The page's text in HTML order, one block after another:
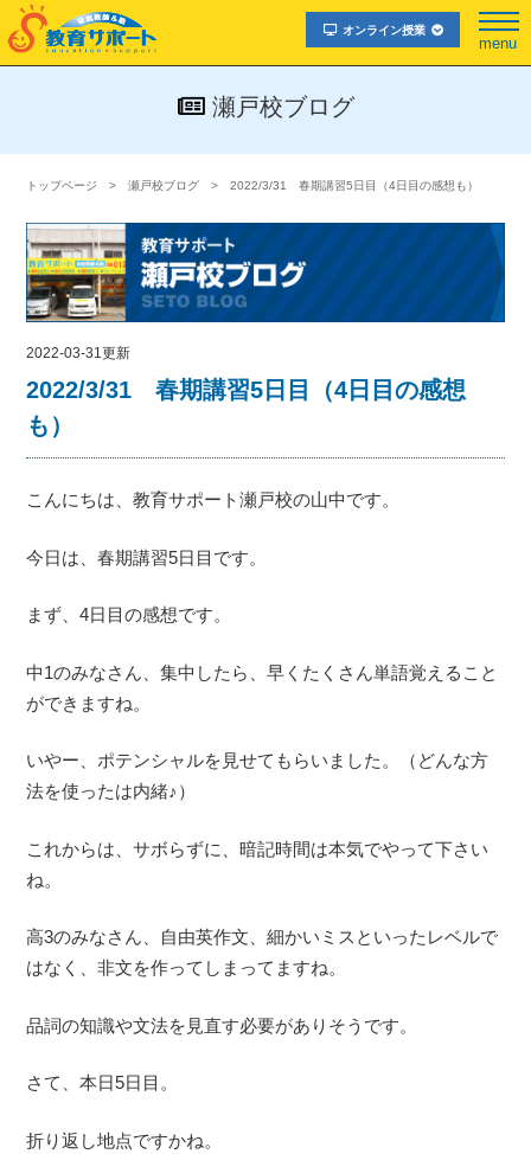
オンライン授業
menu
瀬戸校ブログ
トップページ 瀬戸校ブログ 2022/3/31 春期講習5日目（4日目の感想も）
2022-03-31更新
2022/3/31 春期講習5日目（4日目の感想
も）
こんにちは、教育サポート瀬戸校の山中です。
今日は、春期講習5日目です。
まず、4日目の感想です。
中1のみなさん、集中したら、早くたくさん単語覚えること
ができますね。
いやー、ポテンシャルを見せてもらいました。（どんな方
法を使ったは内緒♪）
これからは、サボらずに、暗記時間は本気でやって下さい
ね。
高3のみなさん、自由英作文、細かいミスといったレベルで
はなく、非文を作ってしまってますね。
品詞の知識や文法を見直す必要がありそうです。
さて、本日5日目。
折り返し地点ですかね。